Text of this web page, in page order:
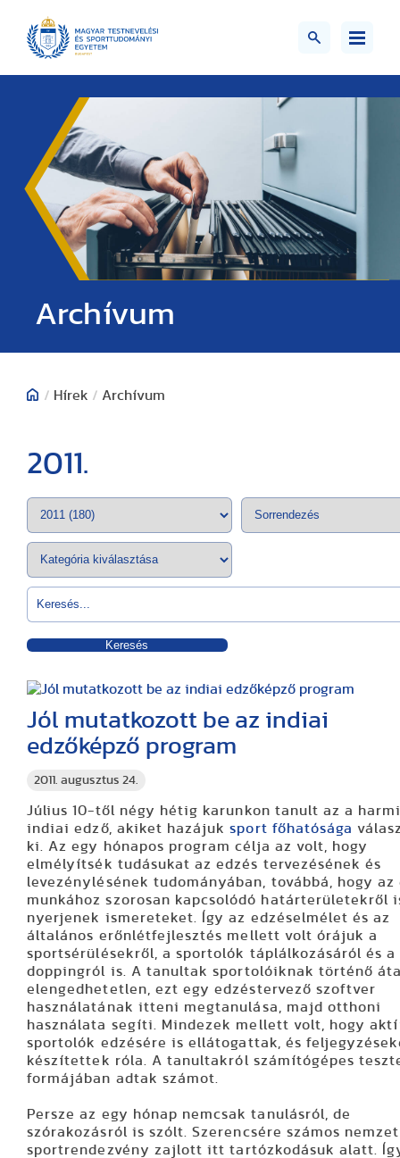
Archívum
/ Hírek / Archívum
2011.
Keresés
2011. augusztus 24.
Jól mutatkozott be az indiai
edzőképző program
Július 10-től négy hétig karunkon tanult az a
indiai edző, akiket hazájuksport főhatósága
ki. Az egy hónapos program célja az volt, hogy
elmélyítsék tudásukat az edzés tervezésének és
levezénylésének tudományában, továbbá, hogy az
munkához szorosan kapcsolódó határterületekről
nyerjenek ismereteket. Így az edzéselmélet és az
általános erőnlétfejlesztés mellett volt órájuk a
sportsérülésekről, a sportolók táplálkozásáról és a
doppingról is. A tanultak sportolóiknak történő
elengedhetetlen, ezt egy edzéstervező szoftver
használatának itteni megtanulása, majd otthoni
használata segíti. Mindezek mellett volt, hogy
sportolók edzésére is ellátogattak, és
készítettek róla. A tanultakról számítógépes
formájában adtak számot.
Persze az egy hónap nemcsak tanulásról, de
szórakozásról is szólt. Szerencsére számos
sportrendezvény zajlott itt tartózkodásuk alatt.